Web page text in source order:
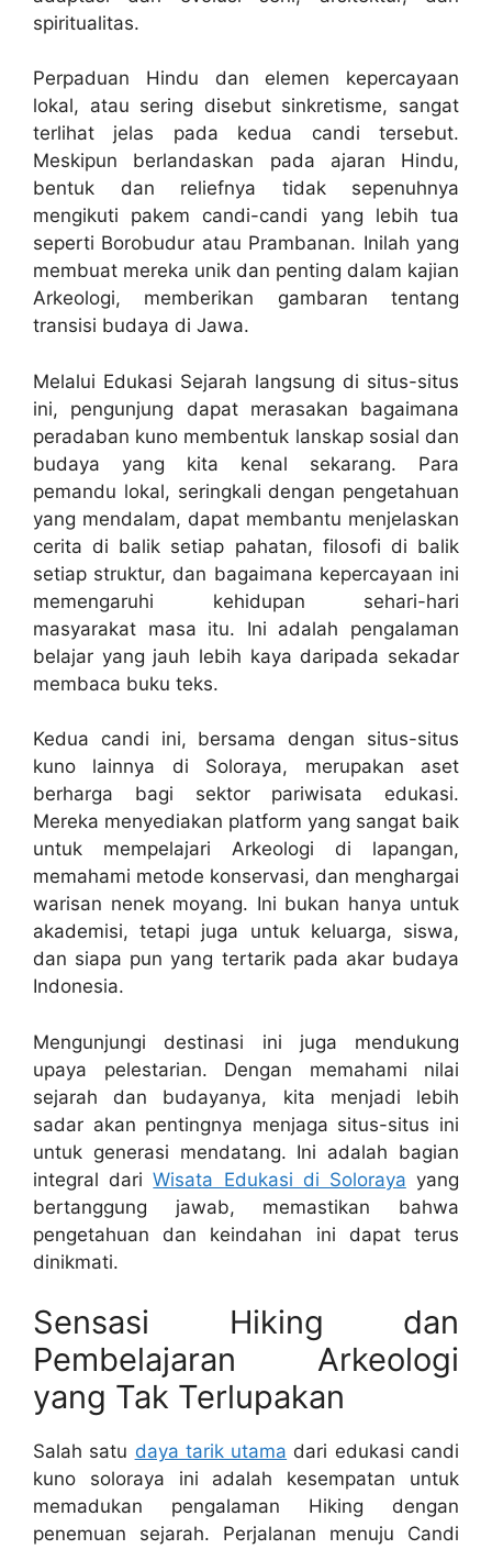
spiritualitas.
Perpaduan Hindu dan elemen kepercayaan
lokal, atau sering disebut sinkretisme, sangat
terlihat jelas pada kedua candi tersebut.
Meskipun berlandaskan pada ajaran Hindu,
bentuk dan reliefnya tidak sepenuhnya
mengikuti pakem candi-candi yang lebih tua
seperti Borobudur atau Prambanan. Inilah yang
membuat mereka unik dan penting dalam kajian
Arkeologi, memberikan gambaran tentang
transisi budaya di Jawa.
Melalui Edukasi Sejarah langsung di situs-situs
ini, pengunjung dapat merasakan bagaimana
peradaban kuno membentuk lanskap sosial dan
budaya yang kita kenal sekarang. Para
pemandu lokal, seringkali dengan pengetahuan
yang mendalam, dapat membantu menjelaskan
cerita di balik setiap pahatan, filosofi di balik
setiap struktur, dan bagaimana kepercayaan ini
memengaruhi kehidupan sehari-hari
masyarakat masa itu. Ini adalah pengalaman
belajar yang jauh lebih kaya daripada sekadar
membaca buku teks.
Kedua candi ini, bersama dengan situs-situs
kuno lainnya di Soloraya, merupakan aset
berharga bagi sektor pariwisata edukasi.
Mereka menyediakan platform yang sangat baik
untuk mempelajari Arkeologi di lapangan,
memahami metode konservasi, dan menghargai
warisan nenek moyang. Ini bukan hanya untuk
akademisi, tetapi juga untuk keluarga, siswa,
dan siapa pun yang tertarik pada akar budaya
Indonesia.
Mengunjungi destinasi ini juga mendukung
upaya pelestarian. Dengan memahami nilai
sejarah dan budayanya, kita menjadi lebih
sadar akan pentingnya menjaga situs-situs ini
untuk generasi mendatang. Ini adalah bagian
integral dariWisata Edukasi di Soloraya yang
bertanggung jawab, memastikan bahwa
pengetahuan dan keindahan ini dapat terus
dinikmati.
Sensasi Hiking dan
Pembelajaran Arkeologi
yang Tak Terlupakan
Salah satu daya tarik utama dari edukasi candi
kuno soloraya ini adalah kesempatan untuk
memadukan pengalaman Hiking dengan
penemuan sejarah. Perjalanan menuju Candi